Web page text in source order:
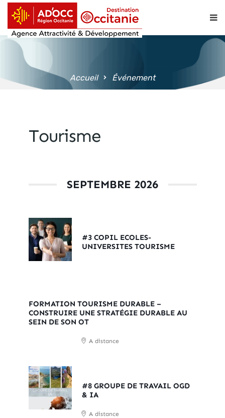
principal
Accueil Événement
Tourisme
SEPTEMBRE 2026
#3 COPIL ECOLES-
UNIVERSITES TOURISME
FORMATION TOURISME DURABLE –
CONSTRUIRE UNE STRATÉGIE DURABLE AU
SEIN DE SON OT
A distance
#8 GROUPE DE TRAVAIL OGD
& IA
A distance